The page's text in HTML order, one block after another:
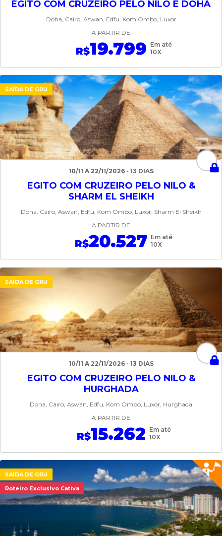
EGITO COM CRUZEIRO PELO NILO E DOHA
Doha, Cairo, Aswan, Edfu, Kom Ombo, Luxor
A PARTIR DE
R$19.799 Em até
10X
SAÍDA DE GRU
10/11 A 22/11/2026 - 13 DIAS
EGITO COM CRUZEIRO PELO NILO &
SHARM EL SHEIKH
Doha, Cairo, Aswan, Edfu, Kom Ombo, Luxor, Sharm El Sheikh
A PARTIR DE
R$20.527 Em até
10X
SAÍDA DE GRU
10/11 A 22/11/2026 - 13 DIAS
EGITO COM CRUZEIRO PELO NILO &
HURGHADA
Doha, Cairo, Aswan, Edfu, Kom Ombo, Luxor, Hurghada
A PARTIR DE
R$15.262 Em até
10X
SAÍDA DE GRU
Roteiro Exclusivo Cativa